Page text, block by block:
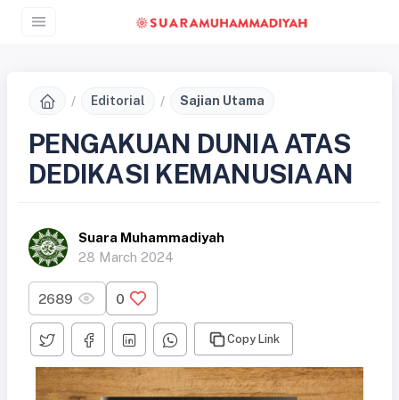
Editorial Sajian Utama
PENGAKUAN DUNIA ATAS
DEDIKASI KEMANUSIAAN
Suara Muhammadiyah
28 March 2024
2689 0
Copy Link